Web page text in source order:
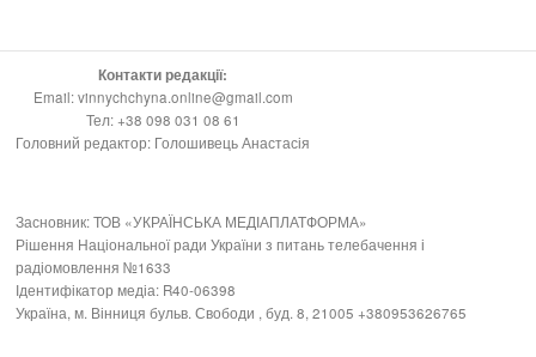
Контакти редакції:
Email: vinnychchyna.online@gmail.com
Тел: +38 098 031 08 61
Головний редактор: Голошивець Анастасія
Засновник: ТОВ «УКРАЇНСЬКА МЕДІАПЛАТФОРМА»
Рішення Національної ради України з питань телебачення і
радіомовлення №1633
Ідентифікатор медіа: R40-06398
Україна, м. Вінниця бульв. Свободи , буд. 8, 21005 +380953626765